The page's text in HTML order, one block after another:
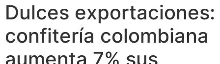
Dulces exportaciones:
confitería colombiana
aumenta 7% sus